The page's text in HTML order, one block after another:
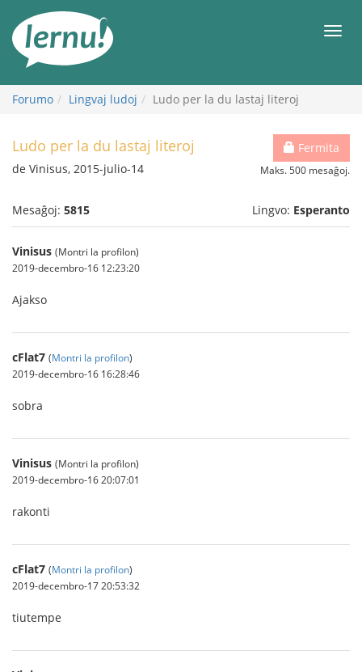
enhavo
Forumo Lingvaj ludoj Ludo per la du lastaj literoj
Fermita
Maks. 500 mesaĝoj.
Ludo per la du lastaj literoj
de Vinisus, 2015-julio-14
Mesaĝoj: 5815 Lingvo: Esperanto
Vinisus (Montri la profilon)
2019-decembro-16 12:23:20
Ajakso
cFlat7 (Montri la profilon)
2019-decembro-16 16:28:46
sobra
Vinisus (Montri la profilon)
2019-decembro-16 20:07:01
rakonti
cFlat7 (Montri la profilon)
2019-decembro-17 20:53:32
tiutempe